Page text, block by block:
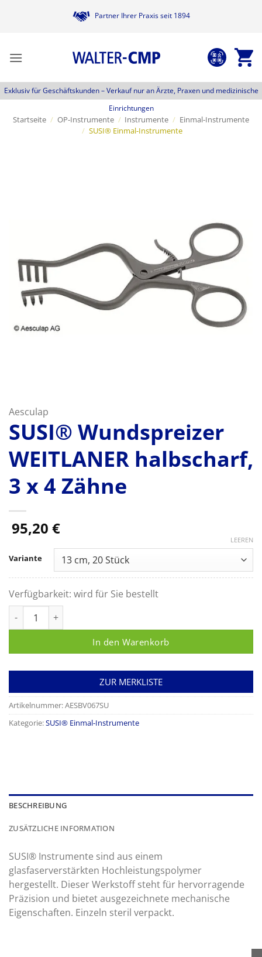
Partner Ihrer Praxis seit 1894
Exklusiv für Geschäftskunden –Verkauf nur an Ärzte, Praxen und medizinische
Einrichtungen
Startseite / OP-Instrumente / Instrumente / Einmal-Instrumente
/ SUSI® Einmal-Instrumente
Aesculap
SUSI® Wundspreizer
WEITLANER halbscharf,
3 x 4 Zähne
95,20 €
Variante
LEEREN
Verfügbarkeit: wird für Sie bestellt
In den Warenkorb
ZUR MERKLISTE
Artikelnummer:AESBV067SU
Kategorie:SUSI® Einmal-Instrumente
BESCHREIBUNG
ZUSÄTZLICHE INFORMATION
SUSI® Instrumente sind aus einem
glasfaserverstärkten Hochleistungspolymer
hergestellt. Dieser Werkstoff steht für hervorragende
Präzision und bietet ausgezeichnete mechanische
Eigenschaften. Einzeln steril verpackt.